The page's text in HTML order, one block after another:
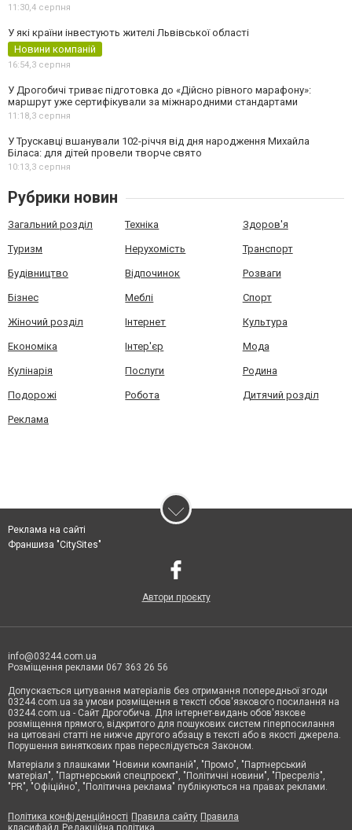
11:30,4 серпня
У які країни інвестують жителі Львівської області
Новини компаній
16:54,3 серпня
У Дрогобичі триває підготовка до «Дійсно рівного марафону»:
маршрут уже сертифікували за міжнародними стандартами
11:18,3 серпня
У Трускавці вшанували 102-річчя від дня народження Михайла
Біласа: для дітей провели творче свято
10:13,3 серпня
Рубрики новин
Загальний розділ Техніка Здоров'я
Туризм Нерухомість Транспорт
Будівництво Відпочинок Розваги
Бізнес Меблі Спорт
Жіночий розділ Інтернет Культура
Економіка Інтер'єр Мода
Кулінарія Послуги Родина
Подорожі Робота Дитячий розділ
Реклама
Реклама на сайті
Франшиза "CitySites"
Автори проєкту
info@03244.com.ua
Розміщення реклами 067 363 26 56
Допускається цитування матеріалів без отримання попередньої згоди
03244.com.ua за умови розміщення в тексті обов'язкового посилання на
03244.com.ua - Сайт Дрогобича. Для інтернет-видань обов'язкове
розміщення прямого, відкритого для пошукових систем гіперпосилання
на цитовані статті не нижче другого абзацу в тексті або в якості джерела.
Порушення виняткових прав переслідується Законом.
Матеріали з плашками "Новини компаній", "Промо", "Партнерський
матеріал", "Партнерський спецпроєкт", "Політичні новини", "Пресреліз",
"PR", "Офіційно", "Політична реклама" публікуються на правах реклами.
Політика конфіденційності Правила сайту Правила
класифайд Редакційна політика